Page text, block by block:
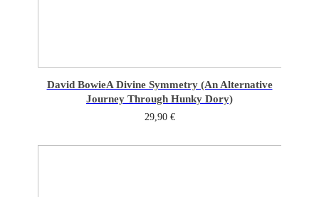
David BowieA Divine Symmetry (An Alternative
Journey Through Hunky Dory)
29,90 €